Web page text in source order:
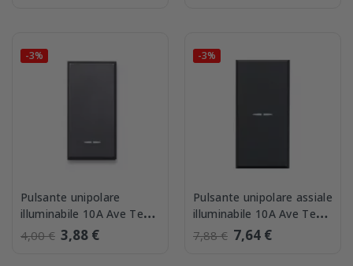
-3%
Pulsante unipolare
illuminabile 10A Ave Tekla
445005
4,00 € 3,88 €
-3%
Pulsante unipolare assiale
illuminabile 10A Ave Tekla
445005AS
7,88 € 7,64 €